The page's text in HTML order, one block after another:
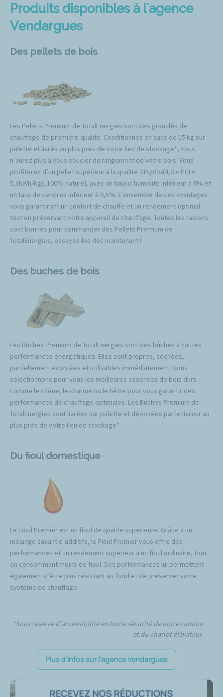
Produits disponibles à l'agence
Vendargues
Des pellets de bois
Les Pellets Premium de TotalEnergies sont des granulés de
chauffage de première qualité. Conditionnés en sacs de 15 kg sur
palette et livrés au plus près de votre lieu de stockage*, vous
n’aurez plus à vous soucier du rangement de votre bois. Vous
profiterez d’un pellet supérieur à la qualité DINplus(4,8 ≤ PCI ≤
5,3kWh/kg), 100% naturel, avec un taux d’humidité inférieur à 8% et
un taux de cendres inférieur à 0,5%. L’ensemble de ces avantages
vous garantiront un confort de chauffe et un rendement optimal
tout en préservant votre appareil de chauffage. Toutes les raisons
sont bonnes pour commander des Pellets Premium de
TotalEnergies, essayez-les dès maintenant !
Des buches de bois
Les Bûches Premium de TotalEnergies sont des bûches à hautes
performances énergétiques. Elles sont propres, séchées,
partiellement écorcées et utilisables immédiatement. Nous
sélectionnons pour vous les meilleures essences de bois durs
comme le chêne, le charme ou le hêtre pour vous garantir des
performances de chauffage optimales. Les Bûches Premium de
TotalEnergies sont livrées sur palette et déposées par le livreur au
plus près de votre lieu de stockage*.
Du fioul domestique
Le Fioul Premier est un fioul de qualité supérieure. Grâce à un
mélange savant d’additifs, le Fioul Premier vous offre des
performances et un rendement supérieur à un fioul ordinaire, tout
en consommant moins de fioul. Ses performances lui permettent
également d’être plus résistant au froid et de préserver votre
système de chauffage.
*Sous réserve d'accessibilité en toute sécurité de notre camion
et du chariot élévateur.
Plus d'infos sur l'agence Vendargues